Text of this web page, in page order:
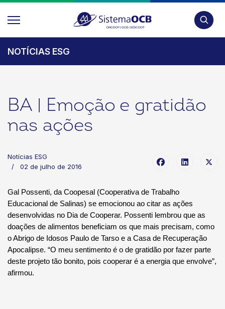
NOTÍCIAS ESG
BA | Emoção e gratidão
nas ações
Notícias ESG
02 de julho de 2016
Gal Possenti, da Coopesal (Cooperativa de Trabalho
Educacional de Salinas) se emocionou ao citar as ações
desenvolvidas no Dia de Cooperar. Possenti lembrou que as
doações de alimentos beneficiam os que mais precisam, como
o Abrigo de Idosos Paulo de Tarso e a Casa de Recuperação
Apocalipse. “O meu sentimento é o de gratidão por fazer parte
deste projeto tão bonito, pois cooperar é a energia que envolve”,
afirmou.